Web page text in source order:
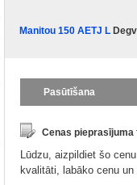
Manitou 150 AETJ L
Pasūtīšana
Cenas pieprasījuma
Lūdzu, aizpildiet šo
kvalitāti, labāko cenu